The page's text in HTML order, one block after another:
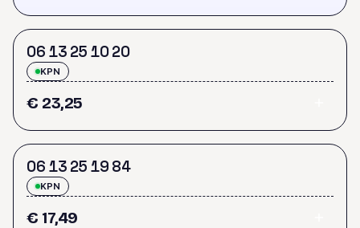
06 13 25 1020
KPN
€ 23,25
06 13 25 19 84
KPN
€ 17,49